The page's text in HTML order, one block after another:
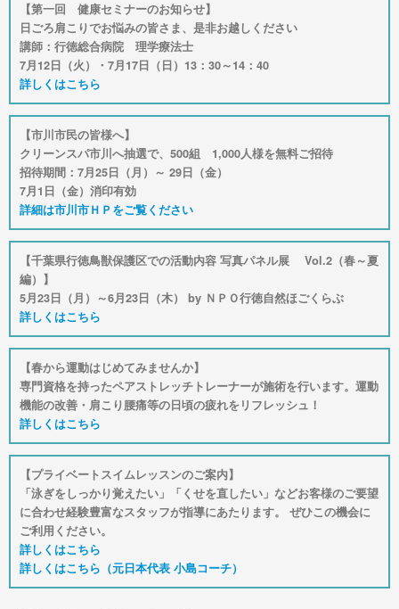
【第一回 健康セミナーのお知らせ】
日ごろ肩こりでお悩みの皆さま、是非お越しください
講師：行徳総合病院 理学療法士
7月12日（火）・7月17日（日）13：30～14：40
詳しくはこちら
【市川市民の皆様へ】
クリーンスパ市川へ抽選で、500組 1,000人様を無料ご招待
招待期間：7月25日（月）～ 29日（金）
7月1日（金）消印有効
詳細は市川市ＨＰをご覧ください
【千葉県行徳鳥獣保護区での活動内容 写真パネル展 Vol.2（春～夏
編）】
5月23日（月）～6月23日（木） by ＮＰＯ行徳自然ほごくらぶ
詳しくはこちら
【春から運動はじめてみませんか】
専門資格を持ったペアストレッチトレーナーが施術を行います。運動
機能の改善・肩こり腰痛等の日頃の疲れをリフレッシュ！
詳しくはこちら
【プライベートスイムレッスンのご案内】
「泳ぎをしっかり覚えたい」「くせを直したい」などお客様のご要望
に合わせ経験豊富なスタッフが指導にあたります。 ぜひこの機会に
ご利用ください。
詳しくはこちら
詳しくはこちら（元日本代表 小島コーチ）